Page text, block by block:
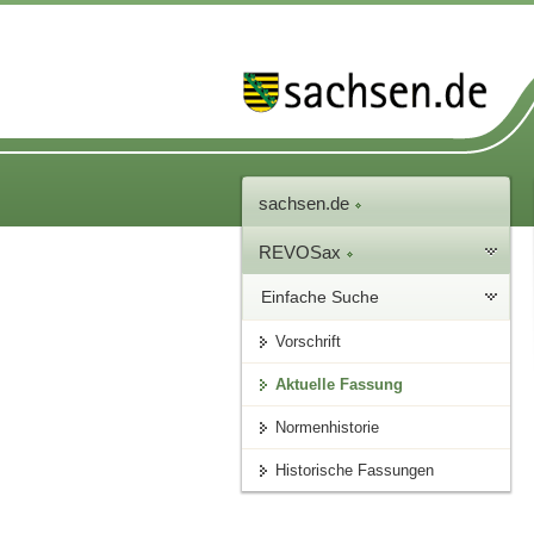
sachsen.de
REVOSax
Einfache Suche
Vorschrift
Aktuelle Fassung
Normenhistorie
Historische Fassungen